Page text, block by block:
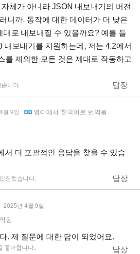
체가 아니라 JSON 내보내기의 버전
니까, 동작에 대한 데이터가 더 낮은
대로 내보내질 수 있을까요? 예를 들
내보내기를 지원하는데, 저는 4.2에서
를 제외한 모든 것은 제대로 작동하고
답장
니다.
월 9일 영어 에서 한국어 로 번역됨
서 더 포괄적인 응답을 찾을 수 있습
답장
장했습니다.
2025년 4월 9일
됨
. 제 질문에 대한 답이 되었어요.
답장
좋아합니다.